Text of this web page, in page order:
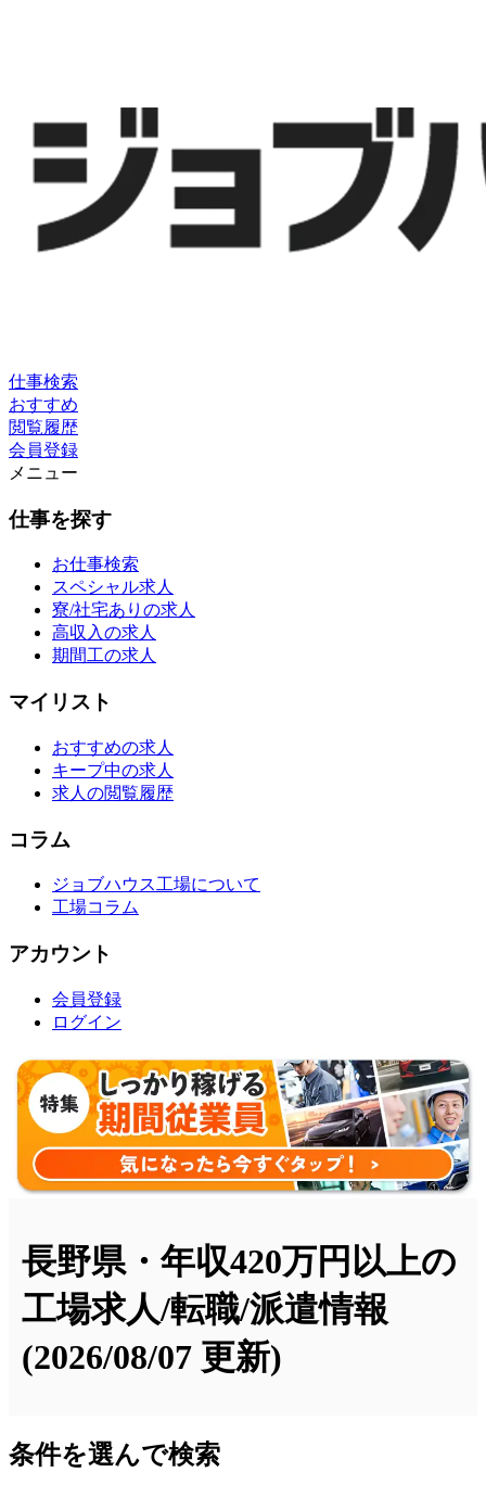
仕事検索
おすすめ
閲覧履歴
会員登録
メニュー
仕事を探す
お仕事検索
スペシャル求人
寮/社宅ありの求人
高収入の求人
期間工の求人
マイリスト
おすすめの求人
キープ中の求人
求人の閲覧履歴
コラム
ジョブハウス工場について
工場コラム
アカウント
会員登録
ログイン
長野県・年収420万円以上の
工場求人/転職/派遣情報
(2026/08/07 更新)
条件を選んで検索